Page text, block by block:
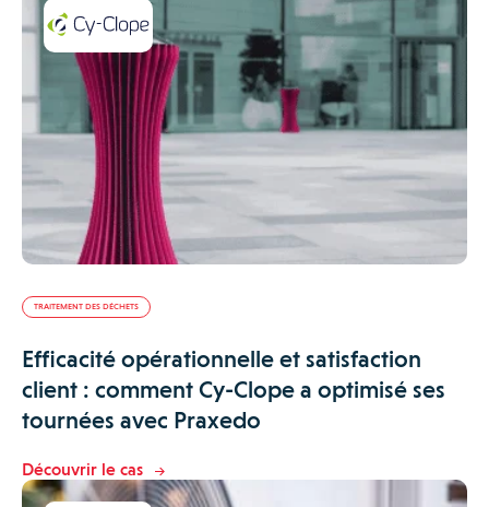
TRAITEMENT DES DÉCHETS
Efficacité opérationnelle et satisfaction
client : comment Cy-Clope a optimisé ses
tournées avec Praxedo
Découvrir le cas